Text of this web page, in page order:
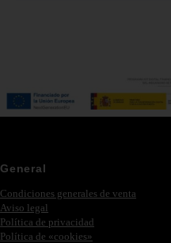
General
Condiciones generales de venta
Aviso legal
Política de privacidad
Política de «cookies»